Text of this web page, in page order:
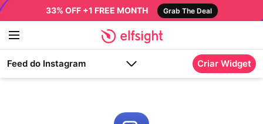
33% OFF +1 FREE MONTH Grab The Deal
Feed do Instagram Criar Widget